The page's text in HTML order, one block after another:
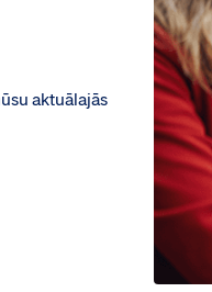
aktuālajās